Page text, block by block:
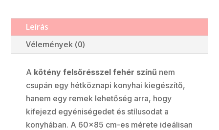
Leírás
Vélemények (0)
A kötény felsőrésszel fehér színű nem
csupán egy hétköznapi konyhai kiegészítő,
hanem egy remek lehetőség arra, hogy
kifejezd egyéniségedet és stílusodat a
konyhában. A 60x85 cm-es mérete ideálisan